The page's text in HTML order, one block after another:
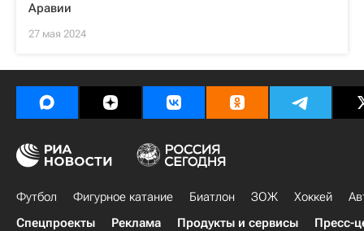
Аравии
27 мая 2024
Футбол Фигурное катание Биатлон ЗОЖ Хоккей
Спецпроекты
Реклама Продукты и сервисы Пресс-